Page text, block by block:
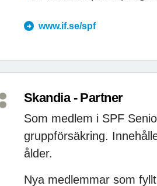
www.if.se/spf
Skandia - Partner
Som medlem i SPF
gruppförsäkring.
ålder.
Nya medlemmar som